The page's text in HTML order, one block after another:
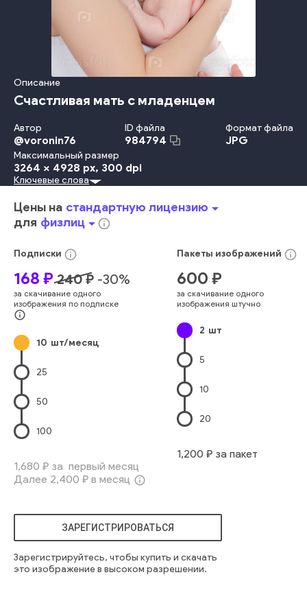
Описание
Счастливая мать с младенцем
Автор
@voronin76
ID файла
984794
Формат файла
JPG
Максимальный размер
3264 x 4928 px, 300 dpi
Белый Фон Студия
Мягкость
Забота Счастье Изолированный
Улыбаться
Женщины
Защита
Семья Родитель
Дочь
Женский Пол
Играть Наслаждение Близость
Безопасность
Беззаботный Обнимать Сын Защищённость
Студийная Фотография
Европейского Происхождения
Девочки-Младенцы
маленький
веселый
яркий
рука
брюнетка
женщина
смотрящий
счастливый
молодой
изолированный
взгляд
улыбаться
выразительный
один смех детство
европейский младенец милый
европеец невинный материнский мать и дитя
маленький ребенок
Ключевые слова
Цены на стандартную лицензиюarrow_drop_down
для физлицarrow_drop_downinfo_outline
Подписки info_outline
168 ₽ 240₽ -30%
за скачивание одного
изображения по подписке
info_outline
10 шт/месяц
25
50
100
1,680 ₽ за первый месяц
Далее 2,400 ₽ в месяц info_outline
Пакеты изображений info_outline
600 ₽
за скачивание одного
изображения штучно
2 шт
5
10
20
1,200 ₽ за пакет
ЗАРЕГИСТРИРОВАТЬСЯ
Зарегистрируйтесь, чтобы купить и скачать
это изображение в высоком разрешении.